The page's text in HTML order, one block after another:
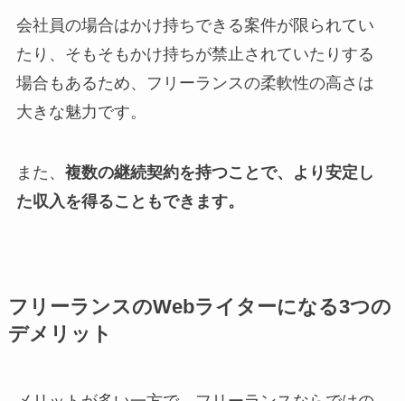
会社員の場合はかけ持ちできる案件が限られてい
たり、そもそもかけ持ちが禁止されていたりする
場合もあるため、フリーランスの柔軟性の高さは
大きな魅力です。
また、 複数の継続契約を持つことで、より安定し
た収入を得ることもできます。
フリーランスのWebライターになる3つの
デメリット